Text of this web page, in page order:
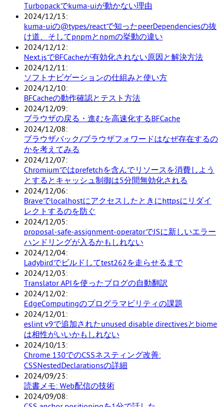
Turbopackでkuma-uiが動かない理由
2024/12/13
kuma-uiの@types/reactで知ったpeerDependenciesの抜
け道、そしてpnpmとnpmの挙動の違い
2024/12/12
Next.jsでBFCacheが有効化されない原因と解決方法
2024/12/11
ソフトナビゲーションの仕組みと使い方
2024/12/10
BFCacheの動作確認とテスト方法
2024/12/09
ブラウザの戻る・進むを高速化するBFCache
2024/12/08
ブラウザバック/ブラウザフォワードはなぜ存在するの
かを考えてみる
2024/12/07
Chromiumではprefetchを含んでリソースを消費しよう
とするとキャッシュ制御は5分間無効化される
2024/12/06
Braveでlocalhostにアクセスしたときにhttpsにリダイ
レクトするのを防ぐ
2024/12/05
proposal-safe-assignment-operatorでJSに新しいエラー
ハンドリングが入るかもしれない
2024/12/04
Ladybirdでビルドしてtest262を走らせるまで
2024/12/03
Translator APIを使ったブログの自動翻訳
2024/12/02
EdgeComputingのプログラマビリティの課題
2024/12/01
eslint v9で追加されたunused disable directivesとbiome
は相性がいいかもしれない
2024/10/13
Chrome 130でのCSSネスティング改善:
CSSNestedDeclarationsの詳細
2024/09/23
読書メモ: Web配信の技術
2024/09/08